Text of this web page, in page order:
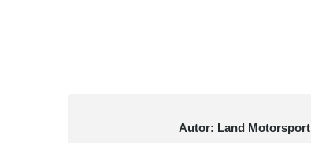
Autor: Land Motorsport